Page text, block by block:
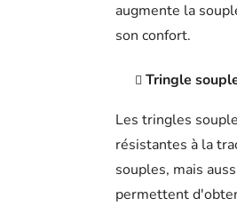
augmente la
son confort.
Tringle
Les tringles
résistantes à la
souples, mais
permettent